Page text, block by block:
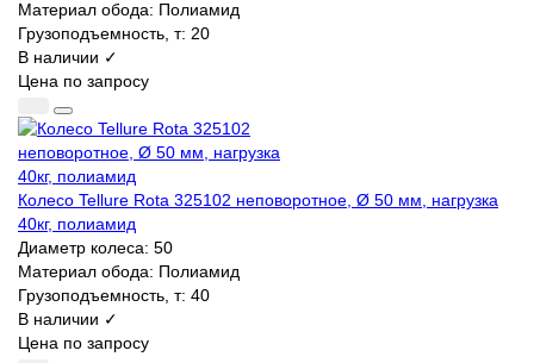
Материал обода: Полиамид
Грузоподъемность, т: 20
В наличии ✓
Цена по запросу
Колесо Tellure Rota 325102 неповоротное, Ø 50 мм, нагрузка
40кг, полиамид
Диаметр колеса: 50
Материал обода: Полиамид
Грузоподъемность, т: 40
В наличии ✓
Цена по запросу